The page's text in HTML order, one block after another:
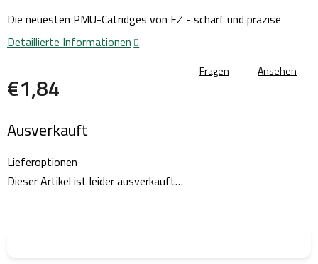
€1,84
Ausverkauft
Lieferoptionen
Dieser Artikel ist leider ausverkauft…
Die neuesten PMU-Catridges von EZ - scharf und präzise
Detaillierte Informationen
Fragen Ansehen